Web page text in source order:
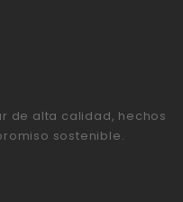
de alta calidad, hechos
sostenible.